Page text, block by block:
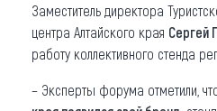
Заместитель директора
центра Алтайского края Сергей
работу коллективного стенда
– Эксперты форума отметили,